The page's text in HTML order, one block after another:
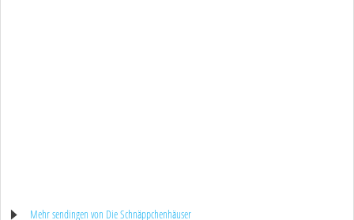
Mehr sendingen von Die Schnäppchenhäuser